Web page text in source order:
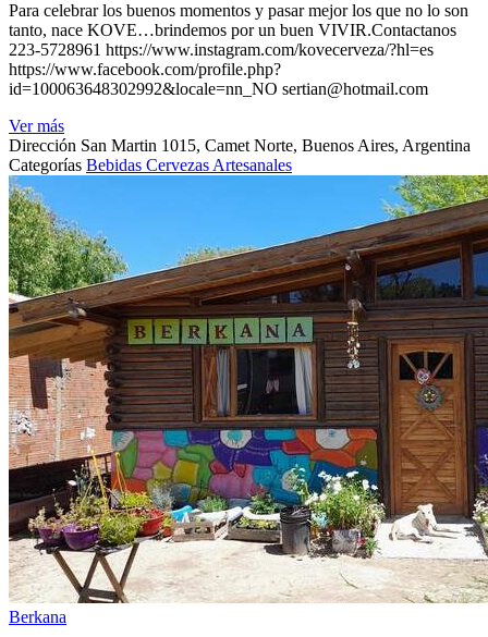
Para celebrar los buenos momentos y pasar mejor los que no lo son
tanto, nace KOVE…brindemos por un buen VIVIR.Contactanos
223-5728961 https://www.instagram.com/kovecerveza/?hl=es
https://www.facebook.com/profile.php?
id=100063648302992&locale=nn_NO sertian@hotmail.com
Ver más
Dirección San Martin 1015, Camet Norte, Buenos Aires, Argentina
Categorías Bebidas Cervezas Artesanales
Berkana